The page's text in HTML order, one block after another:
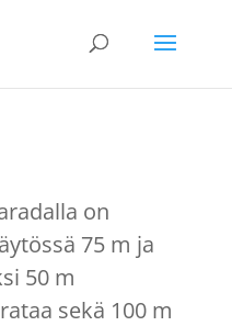
on
75 m ja
50 m
sekä 100 m